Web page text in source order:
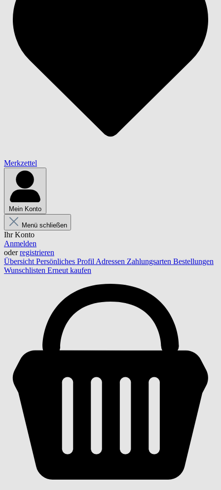
Merkzettel
Mein Konto
Menü schließen
Ihr Konto
Anmelden
oderregistrieren
Übersicht Persönliches Profil Adressen Zahlungsarten Bestellungen
Wunschlisten Erneut kaufen